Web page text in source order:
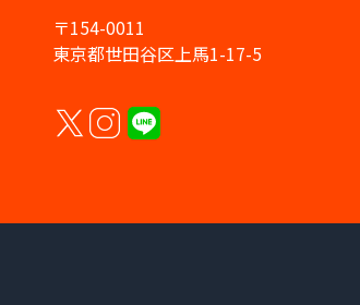
〒154-0011
東京都世田谷区上馬1-17-5